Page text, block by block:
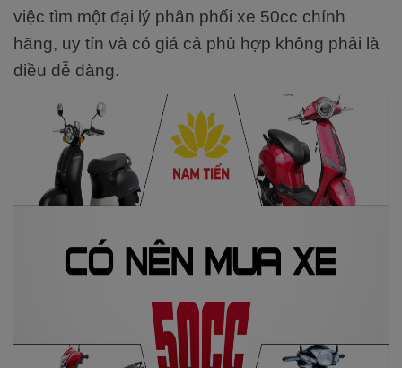
việc tìm một đại lý phân phối xe 50cc chính
hãng, uy tín và có giá cả phù hợp không phải là
điều dễ dàng.